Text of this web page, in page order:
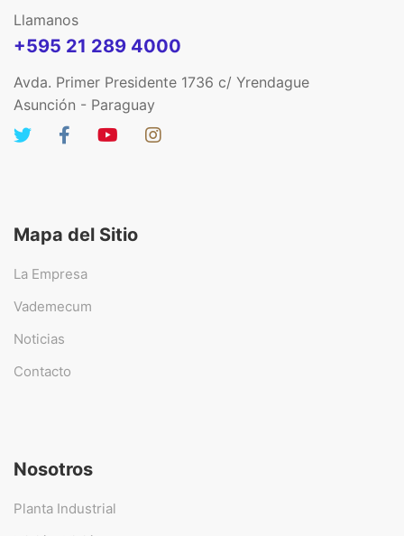
Llamanos
+595 21 289 4000
Avda. Primer Presidente 1736 c/ Yrendague
Asunción - Paraguay
Mapa del Sitio
La Empresa
Vademecum
Noticias
Contacto
Nosotros
Planta Industrial